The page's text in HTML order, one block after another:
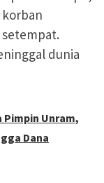
dunia
Pimpin Unram,
Dana